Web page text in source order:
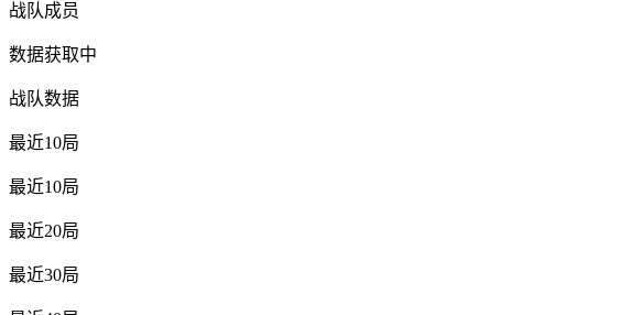
战队成员
数据获取中
战队数据
最近10局
最近10局
最近20局
最近30局